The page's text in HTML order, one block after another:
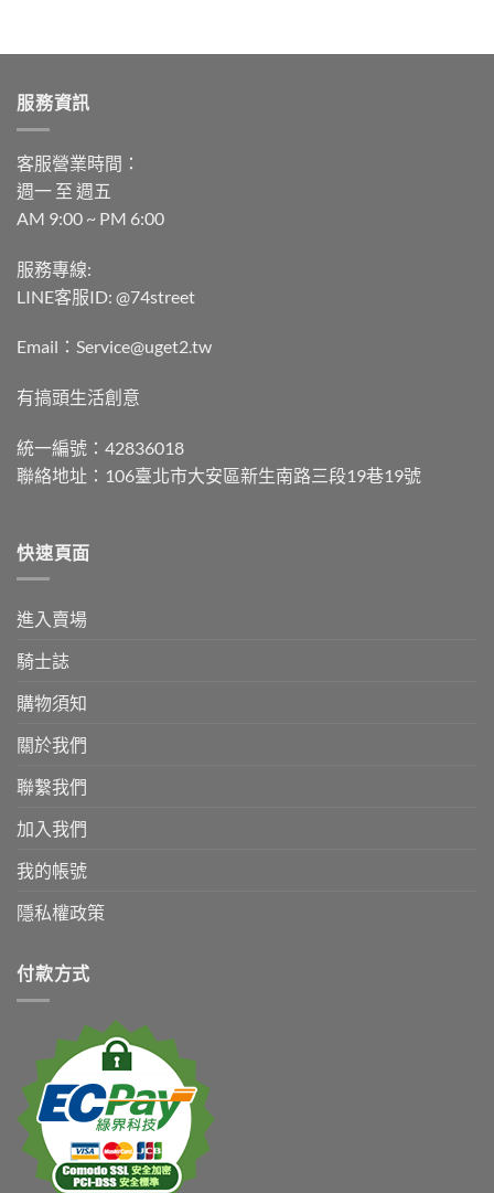
服務資訊
客服營業時間：
週一 至 週五
AM 9:00 ~ PM 6:00
服務專線:
LINE客服ID: @74street
Email：Service@uget2.tw
有搞頭生活創意
統一編號：42836018
聯絡地址：106臺北市大安區新生南路三段19巷19號
快速頁面
進入賣場
騎士誌
購物須知
關於我們
聯繫我們
加入我們
我的帳號
隱私權政策
付款方式